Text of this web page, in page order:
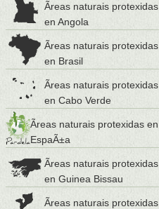
Ãreas naturais protexidas
en Angola
Ãreas naturais protexidas
en Brasil
Ãreas naturais protexidas
en Cabo Verde
Ãreas naturais protexidas en
EspaÃ±a
Ãreas naturais protexidas
en Guinea Bissau
Ãreas naturais protexidas